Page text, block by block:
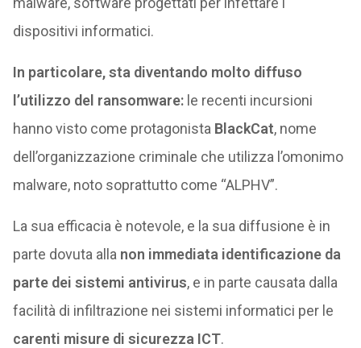
dispositivi informatici.
In particolare, sta diventando molto diffuso
l’utilizzo del ransomware: le recenti incursioni
hanno visto come protagonista BlackCat, nome
dell’organizzazione criminale che utilizza l’omonimo
malware, noto soprattutto come “ALPHV”.
La sua efficacia è notevole, e la sua diffusione è in
parte dovuta alla non immediata identificazione da
parte dei sistemi antivirus, e in parte causata dalla
facilità di infiltrazione nei sistemi informatici per le
carenti misure di sicurezza ICT.